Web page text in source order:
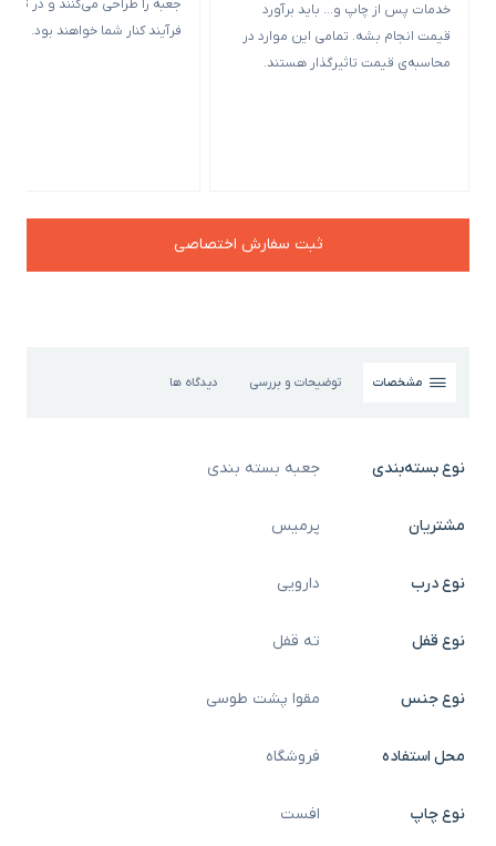
خدمات پس از چاپ و… باید برآورد
قیمت انجام بشه. تمامی این موارد در
محاسبه‌ی قیمت تاثیرگذار هستند.
جعبه را طراحی می‌کنند و در
فرآیند کنار شما خواهند بود.
ثبت سفارش اختصاصی
مشخصات توضیحات و بررسی دیدگاه ها
نوع بسته‌بندی جعبه بسته بندی
مشتریان پرمیس
نوع درب دارویی
نوع قفل ته قفل
نوع جنس مقوا پشت طوسی
محل استفاده فروشگاه
نوع چاپ افست